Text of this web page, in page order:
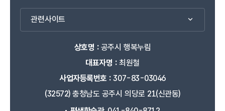
관련사이트
상호명 :공주시 행복누림
대표자명 :최원철
사업자등록번호 :307-83-03046
(32572) 충청남도 공주시 의당로 21(신관동)